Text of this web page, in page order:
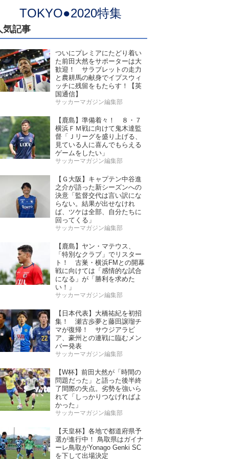
TOKYO●2020特集
気記事
ついにプレミアにたどり着い
た前田大然をサポーターは大
歓迎！ サラブレットの走力
と農耕馬の献身でイプスウィ
ッチに残留をもたらす！【英
国通信】
サッカーマガジン編集部
【鹿島】準備着々！ ８・７
横浜ＦＭ戦に向けて鬼木達監
督「Ｊリーグを盛り上げる、
見ている人に喜んでもらえる
ゲームをしたい」
サッカーマガジン編集部
【Ｇ大阪】キャプテン中谷進
之介が語った新シーズンへの
決意「監督交代は言い訳にな
らない。結果が出せなけれ
ば、ツケは全部、自分たちに
回ってくる」
サッカーマガジン編集部
【鹿島】ヤン・マテウス、
「特別なクラブ」でリスター
ト！ 古巣・横浜FMとの開幕
戦に向けては「感情的な試合
になる」が「勝利を求めた
い！」
サッカーマガジン編集部
【日本代表】大橋祐紀を初招
集！ 瀬古歩夢と藤田譲瑠チ
マが復帰！ サウジアラビ
ア、豪州との連戦に臨むメン
バー発表
サッカーマガジン編集部
【W杯】前田大然が「時間の
問題だった」と語った後半終
了間際の失点。劣勢を強いら
れて「しっかりつなげればよ
かった」
サッカーマガジン編集部
【天皇杯】各地で都道府県予
選が進行中！ 鳥取県はガイナ
ーレ鳥取がYonago Genki SC
を下して出場決定